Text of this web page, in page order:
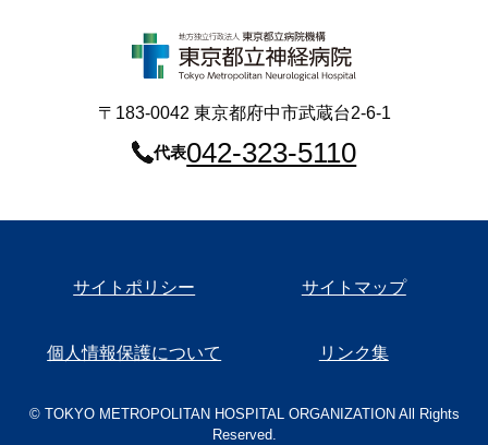
〒183-0042 東京都府中市武蔵台2-6-1
代表042-323-5110
サイトポリシー サイトマップ
個人情報保護について リンク集
© TOKYO METROPOLITAN HOSPITAL ORGANIZATION All Rights
Reserved.